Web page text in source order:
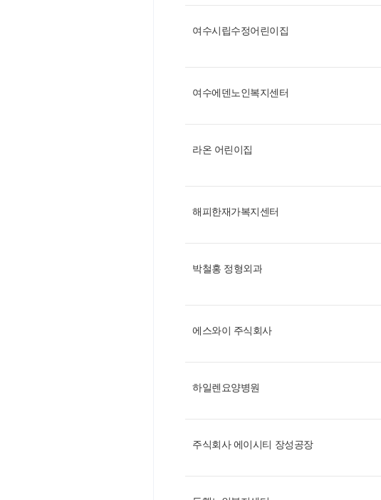
여수시립수정어린이집
여수에덴노인복지센터
라온 어린이집
해피한재가복지센터
박철홍 정형외과
에스와이 주식회사
하일렌요양병원
주식회사 에이시티 장성공장